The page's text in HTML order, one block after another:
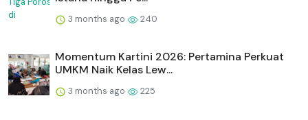
3 months ago 240
Momentum Kartini 2026: Pertamina Perkuat
UMKM Naik Kelas Lew...
3 months ago 225